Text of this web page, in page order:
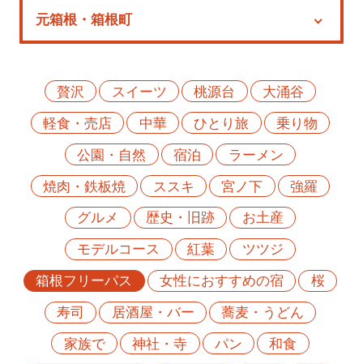
特集
贅沢
スイーツ 桃源台
大涌谷
軽食・売店
中華 ひとり旅
乗り物
公園・自然
宿泊
ラーメン
焼肉・鉄板焼
ススキ 宮ノ下
強羅
グルメ
歴史・旧跡
お土産
モデルコース
紅葉
ツツジ
箱根フリーパス
女性におすすめの宿
桜
寿司
居酒屋・バー
蕎麦・うどん
家族で
神社・寺 パン
和食